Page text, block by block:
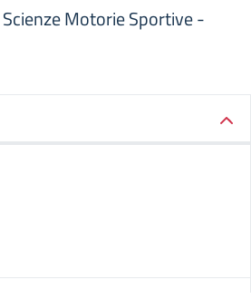
Motorie Sportive -